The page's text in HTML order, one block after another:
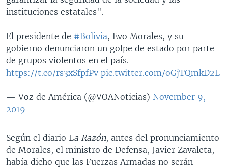
instituciones estatales".
El presidente de #Bolivia, Evo Morales, y su
gobierno denunciaron un golpe de estado por parte
de grupos violentos en el país.
https://t.co/rs3xSfpfPv pic.twitter.com/oGjTQmkD2L
— Voz de América (@VOANoticias) November 9,
2019
Según el diario La Razón, antes del pronunciamiento
de Morales, el ministro de Defensa, Javier Zavaleta,
había dicho que las Fuerzas Armadas no serán